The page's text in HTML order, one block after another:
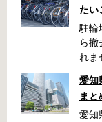
たい
駐輪
ら撤
れま
名古
くと
され
愛知
まと
愛知